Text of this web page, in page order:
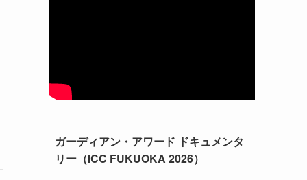
ガーディアン・アワード ドキュメンタ
リー（ICC FUKUOKA 2026）